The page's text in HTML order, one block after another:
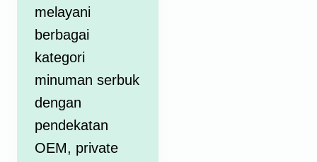
melayani
berbagai
kategori
minuman serbuk
dengan
pendekatan
OEM, private